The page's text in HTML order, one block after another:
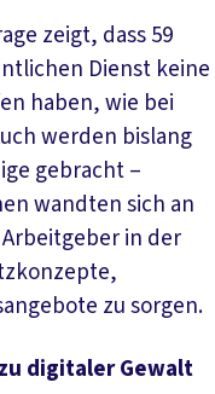
zeigt, dass 59
Dienst keine
haben, wie bei
werden bislang
gebracht –
wandten sich an
in der
zu sorgen.
digitaler Gewalt